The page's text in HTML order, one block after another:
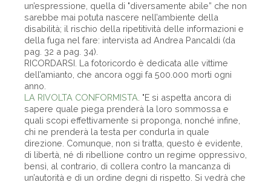
un’espressione, quella di "diversamente abile” che non
sarebbe mai potuta nascere nell’ambiente della
disabilità; il rischio della ripetitività delle informazioni e
della fuga nel fare: intervista ad Andrea Pancaldi (da
pag. 32 a pag. 34).
RICORDARSI. La fotoricordo è dedicata alle vittime
dell’amianto, che ancora oggi fa 500.000 morti ogni
anno.
LA RIVOLTA CONFORMISTA . "E si aspetta ancora di
sapere quale piega prenderà la loro sommossa e
quali scopi effettivamente si proponga, nonché infine,
chi ne prenderà la testa per condurla in quale
direzione. Comunque, non si tratta, questo è evidente,
di libertà, né di ribellione contro un regime oppressivo,
bensì, al contrario, di collera contro la mancanza di
un’autorità e di un ordine degni di rispetto. Si vedrà che